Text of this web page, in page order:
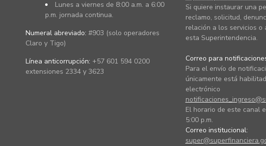
Lunes a viernes de 8:00 a.m. a 6:00
p.m. jornada continua.
Numeral abreviado: #903 (solo operadores
Claro y Tigo)
Línea anticorrupción: +57 601 594 0200
extensiones 2334 y 3623
Si quiere instaurar una
reclamo, solicitud,
relación a los servicios o
esta Superintendencia.
Correo para
Para el envío de
únicamente está
electrónico
El horario de este canal
5:00 p.m.
Correo institucional: